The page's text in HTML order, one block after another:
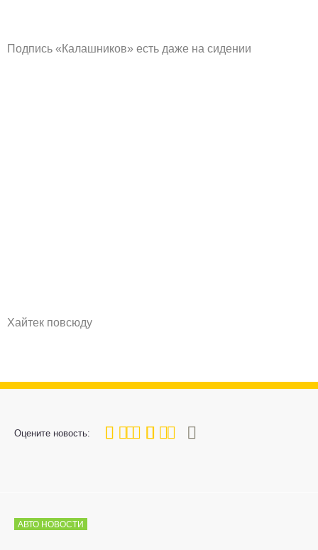
Подпись «Калашников» есть даже на сидении
Хайтек повсюду
Оцените новость:
80
1 3 4 5
АВТО НОВОСТИ